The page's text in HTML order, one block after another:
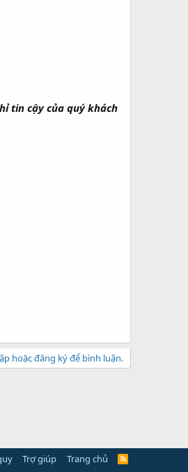
tin cậy của quý khách
hoặc đăng ký để bình luận.
Trợ giúp Trang chủ